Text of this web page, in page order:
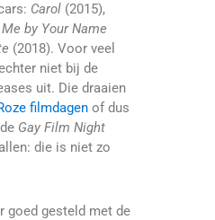
Carol(2015),
by Your Name
(2018). Voor veel
niet bij de
uit. Die draaien
filmdagenof dus
Gay Film Night
die is niet zo
goed gesteld met de